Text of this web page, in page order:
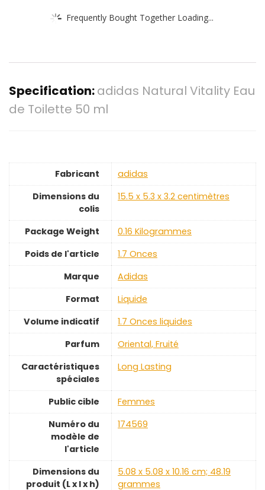
Frequently Bought Together Loading...
Specification:adidas Natural Vitality Eau
de Toilette 50 ml
Fabricant
‎adidas
Dimensions du
colis
‎15.5 x 5.3 x 3.2 centimètres
Package Weight
‎0.16 Kilogrammes
Poids de l'article
‎1.7 Onces
Marque
‎Adidas
Format
‎Liquide
Volume indicatif
‎1.7 Onces liquides
Parfum
‎Oriental, Fruité
Caractéristiques
spéciales
‎Long Lasting
Public cible
‎Femmes
Numéro du
modèle de
l'article
‎174569
Dimensions du
produit (L x l x h)
‎5.08 x 5.08 x 10.16 cm; 48.19
grammes